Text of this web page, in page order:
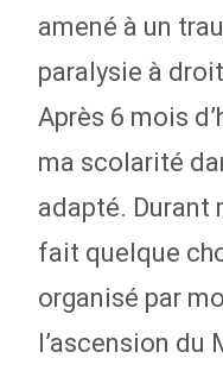
amené à un
paralysie à
Après 6 mois
ma scolarité
adapté. Durant
fait quelque
organisé par
l’ascension du